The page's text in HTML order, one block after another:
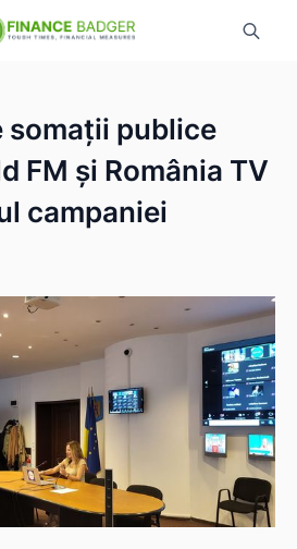
somații publice
FM și România TV
campaniei